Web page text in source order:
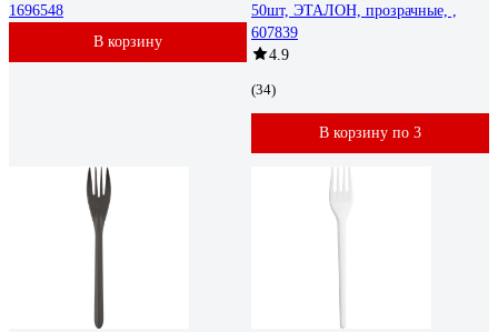
1696548
В корзину
50шт, ЭТАЛОН, прозрачные, ,
607839
4.9
(34)
В корзину по 3